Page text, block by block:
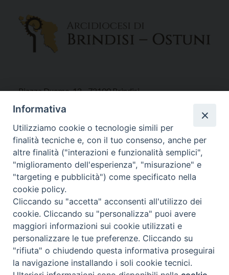
Piazza Duomo, 12 - 72100 Brindisi
Tel 0831.521958
Fax 0831.528315
Orari Curia
Mar. / Mer. / Giov. ore 9 - 13
nei mesi estivi solo Martedì ore 9 - 13
WebMail
Copyright © Arcidiocesi di Brindisi – Ostuni
Informativa
Utilizziamo cookie o tecnologie simili per
finalità tecniche e, con il tuo consenso, anche per
altre finalità ("interazioni e funzionalità semplici",
"miglioramento dell'esperienza", "misurazione" e
"targeting e pubblicità") come specificato nella
cookie policy.
Cliccando su "accetta" acconsenti all'utilizzo dei
cookie. Cliccando su "personalizza" puoi avere
maggiori informazioni sui cookie utilizzati e
personalizzare le tue preferenze. Cliccando su
"rifiuta" o chiudendo questa informativa proseguirai
la navigazione installando i soli cookie tecnici.